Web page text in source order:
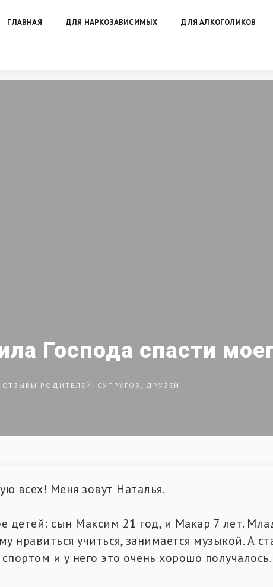
ГЛАВНАЯ ДЛЯ НАРКОЗАВИСИМЫХ ДЛЯ АЛКОГОЛИКОВ
Господа спасти
ОТЗЫВЫ РОДИТЕЛЕЙ, СУПРУГОВ, ДРУЗЕЙ
всех! Меня зовут Наталья.
детей: сын Максим 21 год, и Макар 7 лет.
нравиться учиться, занимается музыкой. А
и у него это очень хорошо получалось.